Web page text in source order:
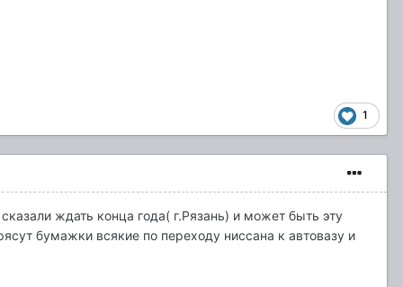
1
ждать конца года( г.Рязань) и может быть эту
бумажки всякие по переходу ниссана к автовазу и